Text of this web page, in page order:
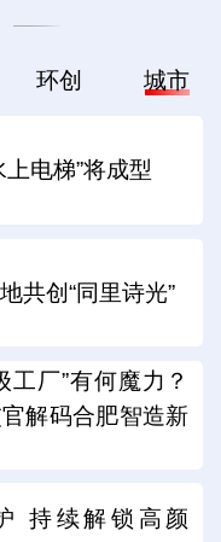
环创 城市
上电梯”将成型
共创“同里诗光”
工厂”有何魔力？
解码合肥智造新
持续解锁高颜